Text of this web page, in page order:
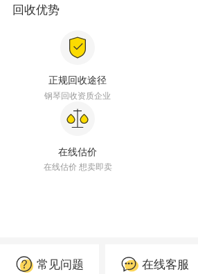
回收优势
正规回收途径
钢琴回收资质企业
在线估价
在线估价 想卖即卖
常见问题 在线客服